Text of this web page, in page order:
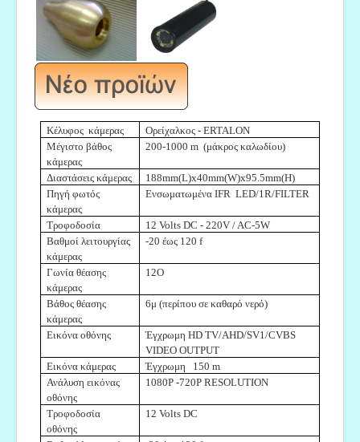
Κέλυφος κάμερας
Ορείχαλκος - ERTALON
Μέγιστο βάθος
κάμερας
200-1000 m (μάκρος καλωδίου)
Διαστάσεις κάμερας
188mm(L)x40mm(W)x95.5mm(H)
Πηγή φωτός
κάμερας
Ενσωματωμένα IFR LED/1R/FILTER
Τροφοδοσία
12 Volts DC - 220V / AC-5W
Βαθμοί λειτουργίας
κάμερας
-20 έως 120 f
Γωνία θέασης
κάμερας
12O
Βάθος θέασης
κάμερας
6μ (περίπου σε καθαρό νερό)
Εικόνα οθόνης
Έγχρωμη HD TV/AHD/SV1/CVBS
VIDEO OUTPUT
Εικόνα κάμερας
Έγχρωμη 150 m
Ανάλυση εικόνας
οθόνης
1080P -720P RESOLUTION
Τροφοδοσία
οθόνης
12 Volts DC